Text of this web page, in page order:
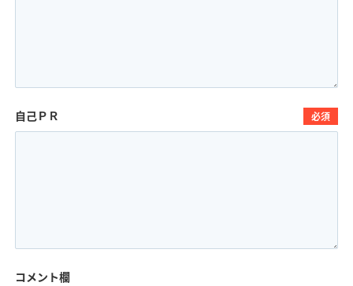
自己ＰＲ 必須
コメント欄